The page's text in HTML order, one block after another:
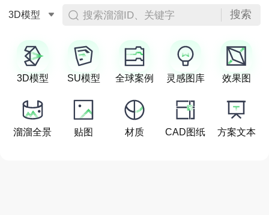
3D模型 搜索溜溜ID、关键字 搜索
3D模型 SU模型 全球案例 灵感图库 效果图
溜溜全景 贴图 材质 CAD图纸 方案文本